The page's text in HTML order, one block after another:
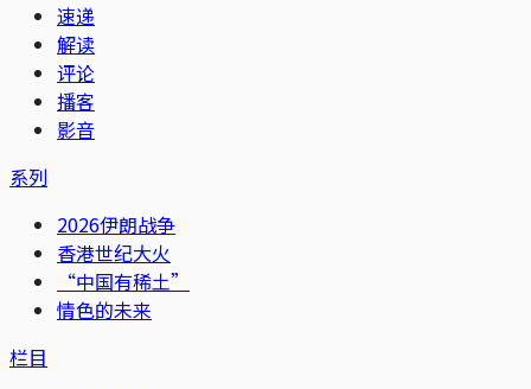
速递
解读
评论
播客
影音
系列
2026伊朗战争
香港世纪大火
“中国有稀土”
情色的未来
栏目